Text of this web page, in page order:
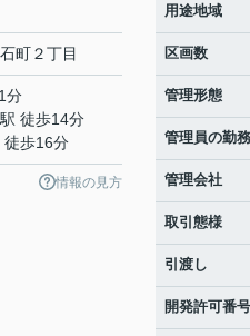
町２丁目
分
駅 徒歩14分
徒歩16分
情報の見方
用途地域
区画数
管理形態
管理員の勤
管理会社
取引態様
引渡し
開発許可番号